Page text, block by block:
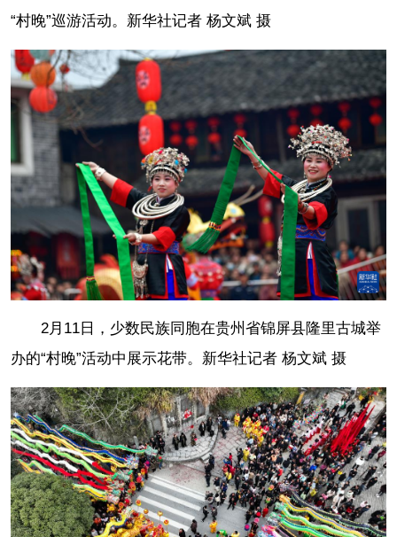
“村晚”巡游活动。 新华社记者 杨文斌 摄
2月11日，少数民族同胞在贵州省锦屏县隆里古城举
办的“村晚”活动中展示花带。 新华社记者 杨文斌 摄